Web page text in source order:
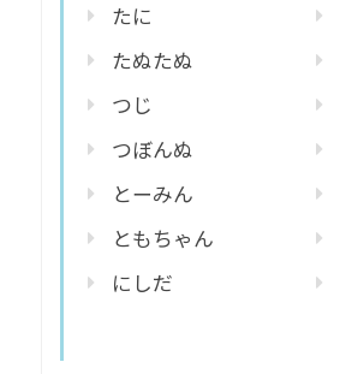
たに
たぬたぬ
つじ
つぼんぬ
とーみん
ともちゃん
にしだ